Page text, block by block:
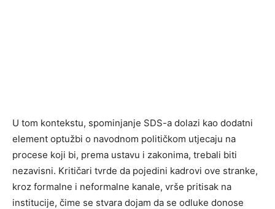
U tom kontekstu, spominjanje SDS-a dolazi kao dodatni
element optužbi o navodnom političkom utjecaju na
procese koji bi, prema ustavu i zakonima, trebali biti
nezavisni. Kritičari tvrde da pojedini kadrovi ove stranke,
kroz formalne i neformalne kanale, vrše pritisak na
institucije, čime se stvara dojam da se odluke donose